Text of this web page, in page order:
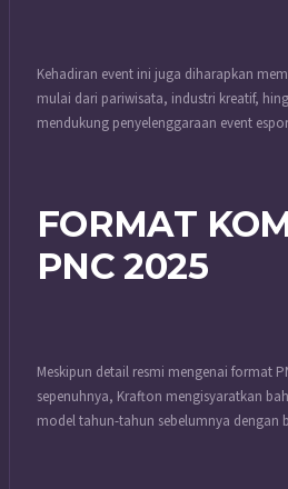
Kehadiran event ini juga diharapkan
mulai dari pariwisata, industri kreatif,
mendukung penyelenggaraan event
FORMAT
PNC 2025
Meskipun detail resmi mengenai format
sepenuhnya, Krafton mengisyaratkan
model tahun-tahun sebelumnya dengan